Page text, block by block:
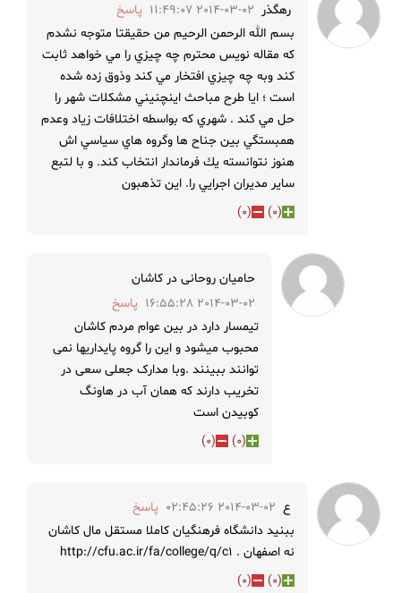
رهگذر 2014-03-02 11:49:07
پاسخ
بسم الله الرحمن الرحيم من حقيقتا متوجه نشدم
كه مقاله نويس محترم چه چيزي را مي خواهد ثابت
كند وبه چه چيزي افتخار مي كند وذوق زده شده
است ؛ ايا طرح مباحث اينچنيني مشكلات شهر را
حل مي كند . شهري كه بواسطه اختلافات زياد وعدم
همبستگي بين جناح ها وگروه هاي سياسي اش
هنوز نتوانسته يك فرماندار انتخاب كند. و با لتبع
ساير مديران اجرايي را. اين تذهبون
(
0
)
(
0
)
حامیان روحانی در کاشان
2014-03-02 16:55:28
پاسخ
تیمسار دارد در بین عوام مردم کاشان
محبوب میشود و این را گروه پایداریها نمی
توانند ببینند .وبا مدارک جعلی سعی در
تخریب دارند که همان آب در هاونگ
کوبیدن است
(
0
)
(
0
)
ع 2014-03-02 02:45:26
پاسخ
ببنید دانشگاه فرهنگیان کاملا مستقل مال کاشان
نه اصفهان . http://cfu.ac.ir/fa/college/q/c1
(
0
)
(
0
)